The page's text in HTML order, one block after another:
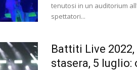
tenutosi in un auditorium
spettatori...
Battiti Live
stasera, 5